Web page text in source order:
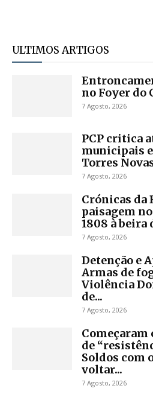
ULTIMOS ARTIGOS
no Foyer do
7 Agosto, 2026
PCP critica
municipais e
Torres
7 Agosto, 2026
Crónicas da
paisagem
1808 à beira
7 Agosto, 2026
Detenção e
Armas de
Violência
de...
7 Agosto, 2026
Começaram
de
Soldos com
voltar...
7 Agosto, 2026